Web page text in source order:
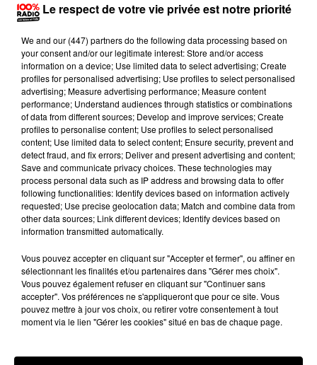
Lecture (4 min 9 sec)
100%
100% Radio les infos du Lot
3 juin 2024 - 4 min 9 sec
LES INFOS DU LOT DU 03/06/2024 À 08H30
03/06/2024
Le respect de votre vie privée est notre priorité
We and our (447) partnersdo the following data processing based on
your consent and/or our legitimate interest: Store and/or access
information on a device; Use limited data to select advertising; Create
profiles for personalised advertising; Use profiles to select personalised
advertising; Measure advertising performance; Measure content
performance; Understand audiences through statistics or combinations
of data from different sources; Develop and improve services; Create
profiles to personalise content; Use profiles to select personalised
content; Use limited data to select content; Ensure security, prevent and
detect fraud, and fix errors; Deliver and present advertising and content;
Save and communicate privacy choices. These technologies may
process personal data such as IP address and browsing data to offer
following functionalities: Identify devices based on information actively
requested; Use precise geolocation data; Match and combine data from
other data sources; Link different devices; Identify devices based on
information transmitted automatically.
Vous pouvez accepter en cliquant sur "Accepter et fermer", ou affiner en
sélectionnant les finalités et/ou partenaires dans "Gérer mes choix".
Vous pouvez également refuser en cliquant sur "Continuer sans
accepter". Vos préférences ne s'appliqueront que pour ce site. Vous
pouvez mettre à jour vos choix, ou retirer votre consentement à tout
moment via le lien "Gérer les cookies" situé en bas de chaque page.